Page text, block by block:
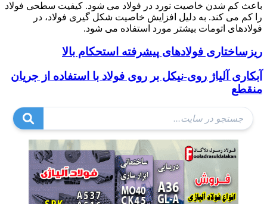
باعث کم شدن خاصیت نورد در فولاد می شود. کیفیت سطحی فولاد
را کم می کند. به دلیل افزایش خاصیت شکل گیری فولاد، در
فولادهای اتومات بیشتر مورد استفاده می شود.
ریزساختاری فولادهای پیشرفته استحکام بالا
آبکاری آلیاژ روی-نیکل بر روی فولاد با استفاده از جریان
منقطع